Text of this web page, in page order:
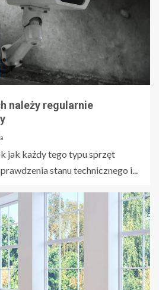
należy regularnie
jak każdy tego typu sprzęt
stanu technicznego i...